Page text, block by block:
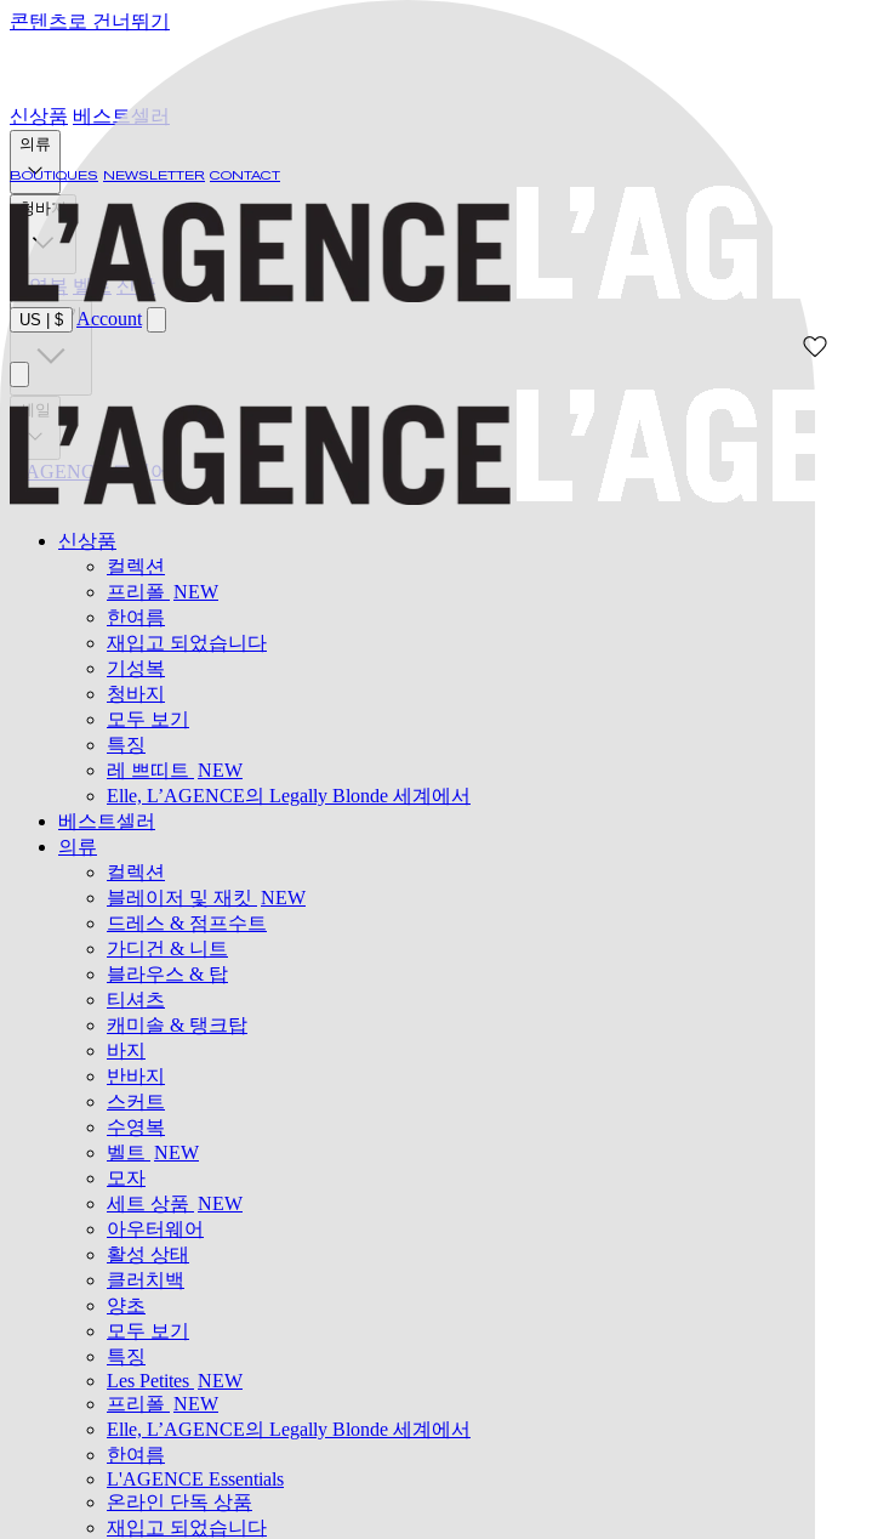
콘텐츠로 건너뛰기
BOUTIQUES NEWSLETTER CONTACT
US $ Account
신상품
컬렉션
프리폴 NEW
한여름
재입고 되었습니다
기성복
청바지
모두 보기
특징
레 쁘띠트 NEW
Elle, L’AGENCE의 Legally Blonde 세계에서
베스트셀러
의류
컬렉션
블레이저 및 재킷 NEW
드레스 & 점프수트
가디건 & 니트
블라우스 & 탑
티셔츠
캐미솔 & 탱크탑
바지
반바지
스커트
수영복
벨트 NEW
모자
세트 상품 NEW
아우터웨어
활성 상태
클러치백
양초
모두 보기
특징
Les Petites NEW
프리폴 NEW
Elle, L’AGENCE의 Legally Blonde 세계에서
한여름
L'AGENCE Essentials
온라인 단독 상품
재입고 되었습니다
신상품 베스트셀러
의류
청바지
수영복 벨트 신발
발견하기
세일
L'AGENCE 드디어